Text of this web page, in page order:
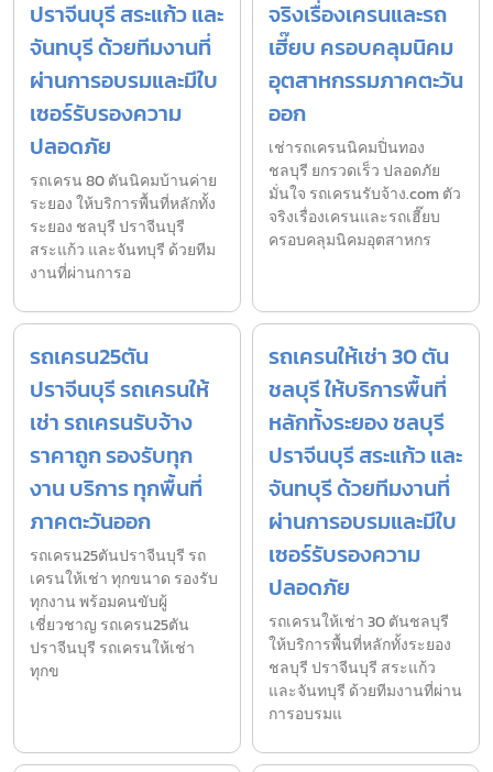
ปราจีนบุรี สระแก้ว และ
จันทบุรี ด้วยทีมงานที่
ผ่านการอบรมและมีใบ
เซอร์รับรองความ
ปลอดภัย
รถเครน 80 ตันนิคมบ้านค่าย
ระยอง ให้บริการพื้นที่หลักทั้ง
ระยอง ชลบุรี ปราจีนบุรี
สระแก้ว และจันทบุรี ด้วยทีม
งานที่ผ่านการอ
จริงเรื่องเครนและรถ
เฮี๊ยบ ครอบคลุมนิคม
อุตสาหกรรมภาคตะวัน
ออก
เช่ารถเครนนิคมปิ่นทอง
ชลบุรี ยกรวดเร็ว ปลอดภัย
มั่นใจ รถเครนรับจ้าง.com ตัว
จริงเรื่องเครนและรถเฮี๊ยบ
ครอบคลุมนิคมอุตสาหกร
รถเครน25ตัน
ปราจีนบุรี รถเครนให้
เช่า รถเครนรับจ้าง
ราคาถูก รองรับทุก
งาน บริการ ทุกพื้นที่
ภาคตะวันออก
รถเครน25ตันปราจีนบุรี รถ
เครนให้เช่า ทุกขนาด รองรับ
ทุกงาน พร้อมคนขับผู้
เชี่ยวชาญ รถเครน25ตัน
ปราจีนบุรี รถเครนให้เช่า
ทุกข
รถเครนให้เช่า 30 ตัน
ชลบุรี ให้บริการพื้นที่
หลักทั้งระยอง ชลบุรี
ปราจีนบุรี สระแก้ว และ
จันทบุรี ด้วยทีมงานที่
ผ่านการอบรมและมีใบ
เซอร์รับรองความ
ปลอดภัย
รถเครนให้เช่า 30 ตันชลบุรี
ให้บริการพื้นที่หลักทั้งระยอง
ชลบุรี ปราจีนบุรี สระแก้ว
และจันทบุรี ด้วยทีมงานที่ผ่าน
การอบรมแ